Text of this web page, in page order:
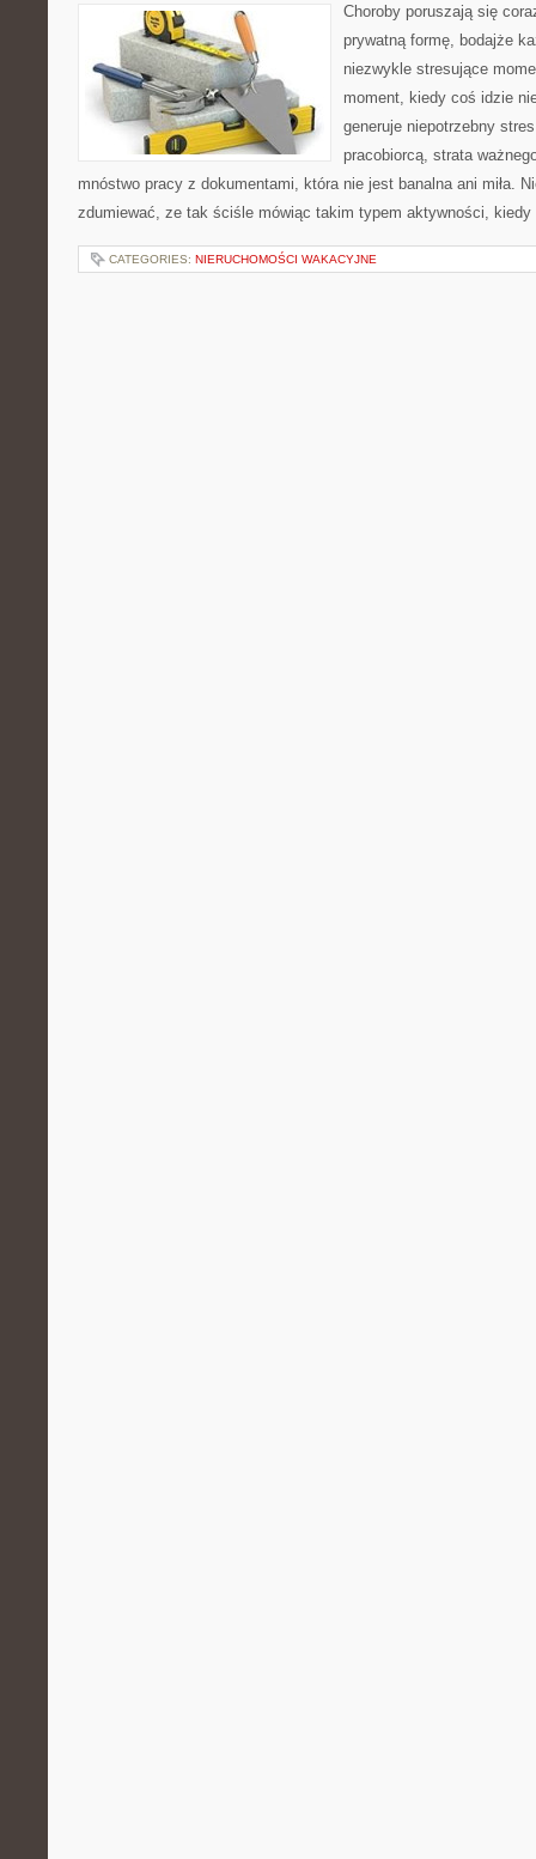
Choroby poruszają się
prywatną formę, bodajże
niezwykle stresujące
moment, kiedy coś idzie
generuje niepotrzebny
pracobiorcą, strata
mnóstwo pracy z dokumentami, która nie jest banalna ani miła.
zdumiewać, ze tak ściśle mówiąc takim typem aktywności,
CATEGORIES: NIERUCHOMOŚCI WAKACYJNE